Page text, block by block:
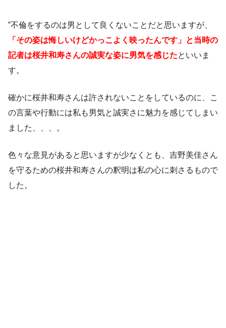
‟不倫をするのは男として良くないことだと思いますが、
「その姿は悔しいけどかっこよく映ったんです」と当時の
記者は桜井和寿さんの誠実な姿に男気を感じたといいま
す。
確かに桜井和寿さんは許されないことをしているのに、こ
の言葉や行動には私も男気と誠実さに魅力を感じてしまい
ました、、、。
色々な意見があると思いますが少なくとも、吉野美佳さん
を守るための桜井和寿さんの釈明は私の心に刺さるもので
した。